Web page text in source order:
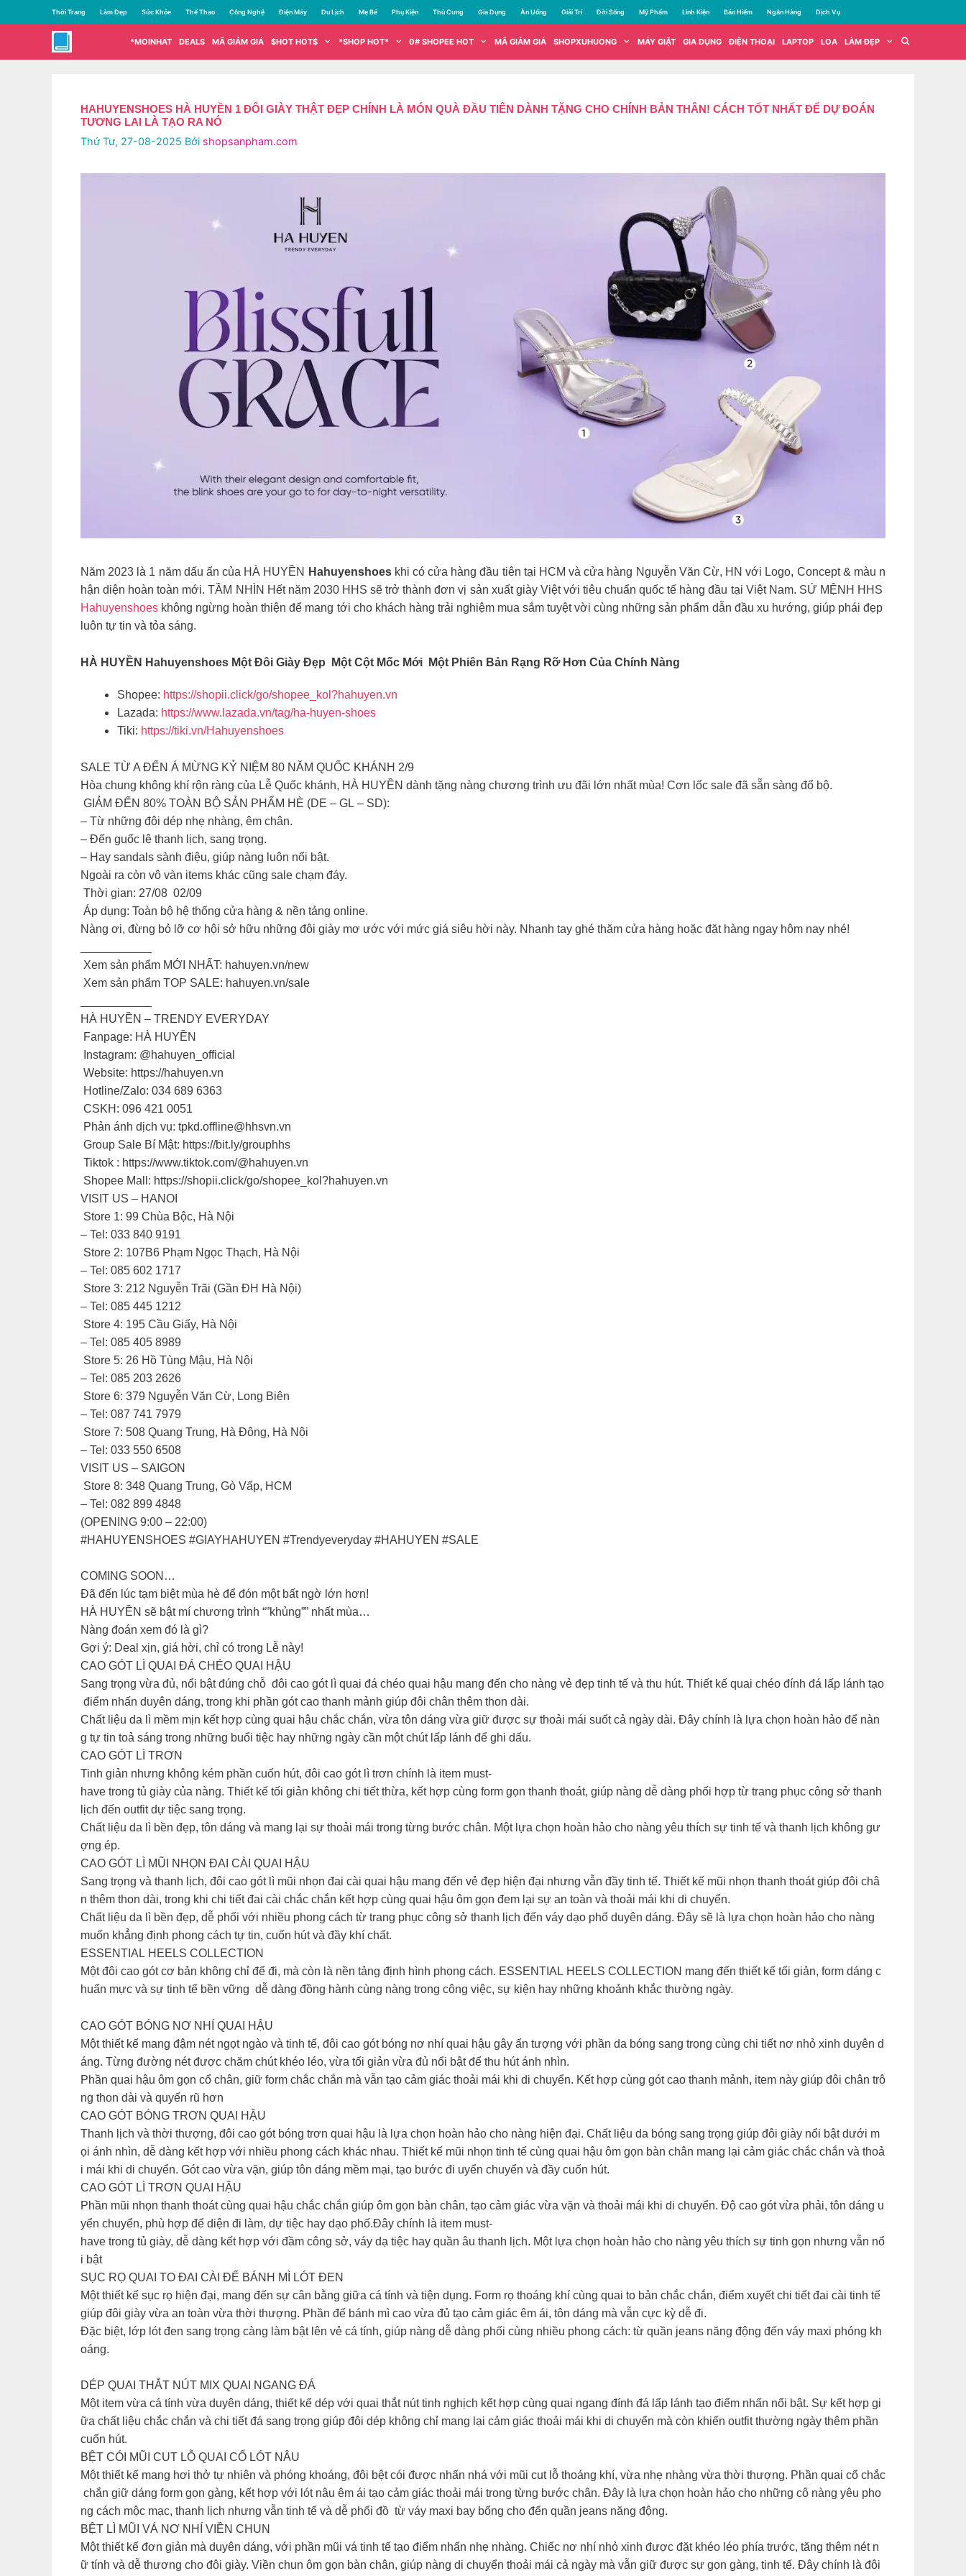
đến
dung
Thời Trang Làm Đẹp Sức Khỏe Thể Thao Công Nghệ Điện Máy Du Lịch Mẹ Bé Phụ Kiện Thú Cưng Gia Dụng Ăn Uống Giải Trí Đời Sống Mỹ Phẩm Linh Kiện Bảo Hiểm Ngân Hàng Dịch Vụ
*MOINHAT DEALS MÃ GIẢM GIÁ $HOT HOT$ *SHOP HOT* 0# SHOPEE HOT MÃ GIẢM GIÁ SHOPXUHUONG MÁY GIẶT GIA DỤNG ĐIỆN THOẠI LAPTOP LOA LÀM ĐẸP
HAHUYENSHOES HÀ HUYỀN 1 ĐÔI GIÀY THẬT ĐẸP CHÍNH LÀ MÓN QUÀ ĐẦU TIÊN DÀNH TẶNG CHO CHÍNH BẢN THÂN! CÁCH TỐT NHẤT ĐỂ DỰ ĐOÁN
TƯƠNG LAI LÀ TẠO RA NÓ
Thứ Tư, 27-08-2025 Bởi shopsanpham.com
Năm 2023 là 1 năm dấu ấn của HÀ HUYỀN Hahuyenshoeskhi có cửa hàng đầu tiên tại HCM và cửa hàng Nguyễn Văn Cừ, HN với Logo, Concept & màu n
hận diện hoàn toàn mới. TẦM NHÌN Hết năm 2030 HHS sẽ trở thành đơn vị sản xuất giày Việt với tiêu chuẩn quốc tế hàng đầu tại Việt Nam. SỨ MỆNH HHS
Hahuyenshoes không ngừng hoàn thiện để mang tới cho khách hàng trải nghiệm mua sắm tuyệt vời cùng những sản phẩm dẫn đầu xu hướng, giúp phái đẹp
luôn tự tin và tỏa sáng.
HÀ HUYỀN Hahuyenshoes Một Đôi Giày Đẹp Một Cột Mốc Mới Một Phiên Bản Rạng Rỡ Hơn Của Chính Nàng
Shopee: https://shopii.click/go/shopee_kol?hahuyen.vn
Lazada: https://www.lazada.vn/tag/ha-huyen-shoes
Tiki: https://tiki.vn/Hahuyenshoes
SALE TỪ A ĐẾN Á MỪNG KỶ NIỆM 80 NĂM QUỐC KHÁNH 2/9
Hòa chung không khí rộn ràng của Lễ Quốc khánh, HÀ HUYỀN dành tặng nàng chương trình ưu đãi lớn nhất mùa! Cơn lốc sale đã sẵn sàng đổ bộ.
GIẢM ĐẾN 80% TOÀN BỘ SẢN PHẨM HÈ (DE – GL – SD):
– Từ những đôi dép nhẹ nhàng, êm chân.
– Đến guốc lê thanh lịch, sang trọng.
– Hay sandals sành điệu, giúp nàng luôn nổi bật.
Ngoài ra còn vô vàn items khác cũng sale chạm đáy.
Thời gian: 27/08 02/09
Áp dụng: Toàn bộ hệ thống cửa hàng & nền tảng online.
Nàng ơi, đừng bỏ lỡ cơ hội sở hữu những đôi giày mơ ước với mức giá siêu hời này. Nhanh tay ghé thăm cửa hàng hoặc đặt hàng ngay hôm nay nhé!
️ Xem sản phẩm MỚI NHẤT: hahuyen.vn/new
️ Xem sản phẩm TOP SALE: hahuyen.vn/sale
HÀ HUYỀN – TRENDY EVERYDAY
️ Fanpage: HÀ HUYỀN
️ Instagram: @hahuyen_official
️ Website: https://hahuyen.vn
️ Hotline/Zalo: 034 689 6363
️ CSKH: 096 421 0051
️ Phản ánh dịch vụ: tpkd.offline@hhsvn.vn
Group Sale Bí Mật: https://bit.ly/grouphhs
Tiktok : https://www.tiktok.com/@hahuyen.vn
Shopee Mall: https://shopii.click/go/shopee_kol?hahuyen.vn
VISIT US – HANOI
️ Store 1: 99 Chùa Bộc, Hà Nội
– Tel: 033 840 9191
️ Store 2: 107B6 Phạm Ngọc Thạch, Hà Nội
– Tel: 085 602 1717
️ Store 3: 212 Nguyễn Trãi (Gần ĐH Hà Nội)
– Tel: 085 445 1212
️ Store 4: 195 Cầu Giấy, Hà Nội
– Tel: 085 405 8989
️ Store 5: 26 Hồ Tùng Mậu, Hà Nội
– Tel: 085 203 2626
️ Store 6: 379 Nguyễn Văn Cừ, Long Biên
– Tel: 087 741 7979
️ Store 7: 508 Quang Trung, Hà Đông, Hà Nội
– Tel: 033 550 6508
VISIT US – SAIGON
️ Store 8: 348 Quang Trung, Gò Vấp, HCM
– Tel: 082 899 4848
(OPENING 9:00 – 22:00)
#HAHUYENSHOES #GIAYHAHUYEN #Trendyeveryday #HAHUYEN #SALE
COMING SOON…
Đã đến lúc tạm biệt mùa hè để đón một bất ngờ lớn hơn!
HÀ HUYỀN sẽ bật mí chương trình “”khủng”” nhất mùa…
Nàng đoán xem đó là gì?
Gợi ý: Deal xịn, giá hời, chỉ có trong Lễ này!
CAO GÓT LÌ QUAI ĐÁ CHÉO QUAI HẬU
Sang trọng vừa đủ, nổi bật đúng chỗ đôi cao gót lì quai đá chéo quai hậu mang đến cho nàng vẻ đẹp tinh tế và thu hút. Thiết kế quai chéo đính đá lấp lánh tạo
điểm nhấn duyên dáng, trong khi phần gót cao thanh mảnh giúp đôi chân thêm thon dài.
Chất liệu da lì mềm mịn kết hợp cùng quai hậu chắc chắn, vừa tôn dáng vừa giữ được sự thoải mái suốt cả ngày dài. Đây chính là lựa chọn hoàn hảo để nàn
g tự tin toả sáng trong những buổi tiệc hay những ngày cần một chút lấp lánh để ghi dấu.
CAO GÓT LÌ TRƠN
Tinh giản nhưng không kém phần cuốn hút, đôi cao gót lì trơn chính là item must-
have trong tủ giày của nàng. Thiết kế tối giản không chi tiết thừa, kết hợp cùng form gọn thanh thoát, giúp nàng dễ dàng phối hợp từ trang phục công sở thanh
lịch đến outfit dự tiệc sang trọng.
Chất liệu da lì bền đẹp, tôn dáng và mang lại sự thoải mái trong từng bước chân. Một lựa chọn hoàn hảo cho nàng yêu thích sự tinh tế và thanh lịch không gư
ợng ép.
CAO GÓT LÌ MŨI NHỌN ĐAI CÀI QUAI HẬU
Sang trọng và thanh lịch, đôi cao gót lì mũi nhọn đai cài quai hậu mang đến vẻ đẹp hiện đại nhưng vẫn đầy tinh tế. Thiết kế mũi nhọn thanh thoát giúp đôi châ
n thêm thon dài, trong khi chi tiết đai cài chắc chắn kết hợp cùng quai hậu ôm gọn đem lại sự an toàn và thoải mái khi di chuyển.
Chất liệu da lì bền đẹp, dễ phối với nhiều phong cách từ trang phục công sở thanh lịch đến váy dạo phố duyên dáng. Đây sẽ là lựa chọn hoàn hảo cho nàng
muốn khẳng định phong cách tự tin, cuốn hút và đầy khí chất.
ESSENTIAL HEELS COLLECTION
Một đôi cao gót cơ bản không chỉ để đi, mà còn là nền tảng định hình phong cách. ESSENTIAL HEELS COLLECTION mang đến thiết kế tối giản, form dáng c
huẩn mực và sự tinh tế bền vững dễ dàng đồng hành cùng nàng trong công việc, sự kiện hay những khoảnh khắc thường ngày.
CAO GÓT BÓNG NƠ NHÍ QUAI HẬU
Một thiết kế mang đậm nét ngọt ngào và tinh tế, đôi cao gót bóng nơ nhí quai hậu gây ấn tượng với phần da bóng sang trọng cùng chi tiết nơ nhỏ xinh duyên d
áng. Từng đường nét được chăm chút khéo léo, vừa tối giản vừa đủ nổi bật để thu hút ánh nhìn.
Phần quai hậu ôm gọn cổ chân, giữ form chắc chắn mà vẫn tạo cảm giác thoải mái khi di chuyển. Kết hợp cùng gót cao thanh mảnh, item này giúp đôi chân trô
ng thon dài và quyến rũ hơn
CAO GÓT BÓNG TRƠN QUAI HẬU
Thanh lịch và thời thượng, đôi cao gót bóng trơn quai hậu là lựa chọn hoàn hảo cho nàng hiện đại. Chất liệu da bóng sang trọng giúp đôi giày nổi bật dưới m
ọi ánh nhìn, dễ dàng kết hợp với nhiều phong cách khác nhau. Thiết kế mũi nhọn tinh tế cùng quai hậu ôm gọn bàn chân mang lại cảm giác chắc chắn và thoả
i mái khi di chuyển. Gót cao vừa vặn, giúp tôn dáng mềm mại, tạo bước đi uyển chuyển và đầy cuốn hút.
CAO GÓT LÌ TRƠN QUAI HẬU
Phần mũi nhọn thanh thoát cùng quai hậu chắc chắn giúp ôm gọn bàn chân, tạo cảm giác vừa vặn và thoải mái khi di chuyển. Độ cao gót vừa phải, tôn dáng u
yển chuyển, phù hợp để diện đi làm, dự tiệc hay dạo phố.Đây chính là item must-
have trong tủ giày, dễ dàng kết hợp với đầm công sở, váy dạ tiệc hay quần âu thanh lịch. Một lựa chọn hoàn hảo cho nàng yêu thích sự tinh gọn nhưng vẫn nổ
i bật
SỤC RỌ QUAI TO ĐAI CÀI ĐẾ BÁNH MÌ LÓT ĐEN
Một thiết kế sục rọ hiện đại, mang đến sự cân bằng giữa cá tính và tiện dụng. Form rọ thoáng khí cùng quai to bản chắc chắn, điểm xuyết chi tiết đai cài tinh tế
giúp đôi giày vừa an toàn vừa thời thượng. Phần đế bánh mì cao vừa đủ tạo cảm giác êm ái, tôn dáng mà vẫn cực kỳ dễ đi.
Đặc biệt, lớp lót đen sang trọng càng làm bật lên vẻ cá tính, giúp nàng dễ dàng phối cùng nhiều phong cách: từ quần jeans năng động đến váy maxi phóng kh
oáng.
DÉP QUAI THẮT NÚT MIX QUAI NGANG ĐÁ
Một item vừa cá tính vừa duyên dáng, thiết kế dép với quai thắt nút tinh nghịch kết hợp cùng quai ngang đính đá lấp lánh tạo điểm nhấn nổi bật. Sự kết hợp gi
ữa chất liệu chắc chắn và chi tiết đá sang trọng giúp đôi dép không chỉ mang lại cảm giác thoải mái khi di chuyển mà còn khiến outfit thường ngày thêm phần
cuốn hút.
BỆT CÓI MŨI CUT LỖ QUAI CỔ LÓT NÂU
Một thiết kế mang hơi thở tự nhiên và phóng khoáng, đôi bệt cói được nhấn nhá với mũi cut lỗ thoáng khí, vừa nhẹ nhàng vừa thời thượng. Phần quai cổ chắc
chắn giữ dáng form gọn gàng, kết hợp với lót nâu êm ái tạo cảm giác thoải mái trong từng bước chân. Đây là lựa chọn hoàn hảo cho những cô nàng yêu pho
ng cách mộc mạc, thanh lịch nhưng vẫn tinh tế và dễ phối đồ từ váy maxi bay bổng cho đến quần jeans năng động.
BỆT LÌ MŨI VÁ NƠ NHÍ VIỀN CHUN
Một thiết kế đơn giản mà duyên dáng, với phần mũi vá tinh tế tạo điểm nhấn nhẹ nhàng. Chiếc nơ nhí nhỏ xinh được đặt khéo léo phía trước, tăng thêm nét n
ữ tính và dễ thương cho đôi giày. Viền chun ôm gọn bàn chân, giúp nàng di chuyển thoải mái cả ngày mà vẫn giữ được sự gọn gàng, tinh tế. Đây chính là đôi